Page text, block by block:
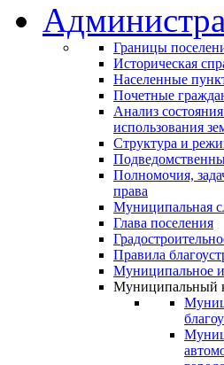
Границы
Историческая
Населенные
Почетные
Анализ
использования
Структура и
Полномочия,
права
Муниципальная
Глава поселения
Правила
Муниципальное
Муниципальный